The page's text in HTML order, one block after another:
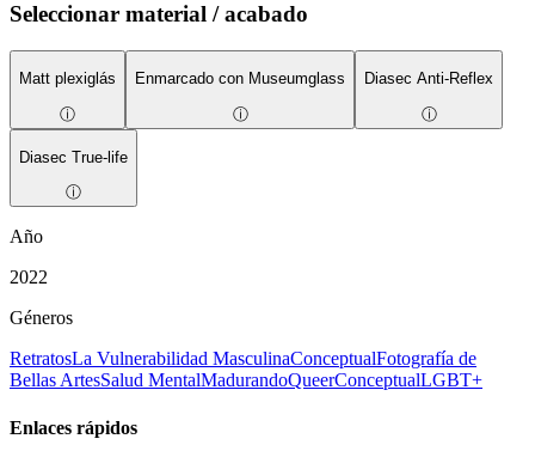
Seleccionar material / acabado
Matt plexiglás
ⓘ
Enmarcado con Museumglass
ⓘ
Diasec Anti-Reflex
ⓘ
Diasec True-life
ⓘ
Año
2022
Géneros
RetratosLa Vulnerabilidad MasculinaConceptualFotografía de
Bellas ArtesSalud MentalMadurandoQueerConceptualLGBT+
Enlaces rápidos